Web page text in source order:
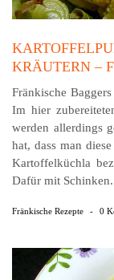
KRÄUTERN –
Fränkische
Im hier
werden allerdings
hat, dass man
Kartoffel­küchla
Dafür mit Schinken.
Fränkische Rezepte - 0